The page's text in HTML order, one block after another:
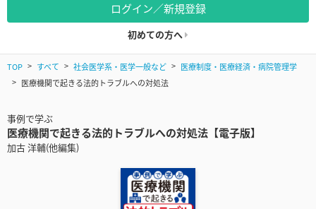
ログイン／新規登録
初めての方へ
TOP すべて 社会医学系・医学一般など
医療制度・医療経済・病院管理学
医療機関で起きる法的トラブルへの対処法
事例で学ぶ
医療機関で起きる法的トラブルへの対処法【電子版】
加古 洋輔(他編集)